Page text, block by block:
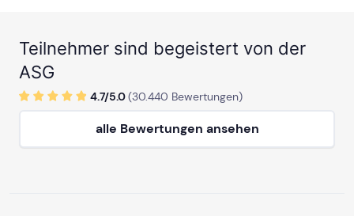
Teilnehmer sind begeistert von der
ASG
4.7/5.0(30.440 Bewertungen)
alle Bewertungen ansehen